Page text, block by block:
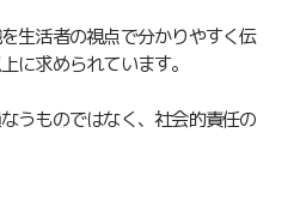
生活者の視点で分かりやすく伝
に求められています。
うものではなく、社会的責任の